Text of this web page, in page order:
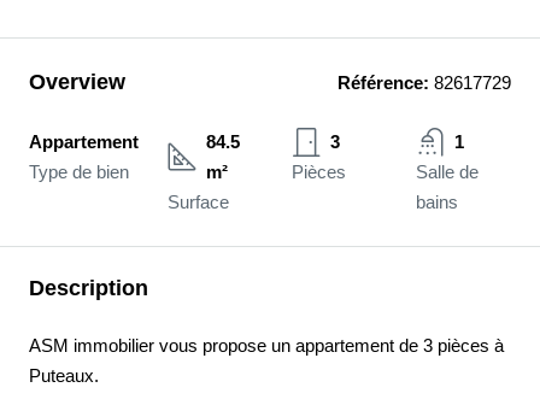
Overview Référence: 82617729
Appartement
Type de bien
84.5
m²
Surface
3
Pièces
1
Salle de
bains
Description
ASM immobilier vous propose un appartement de 3 pièces à
Puteaux.